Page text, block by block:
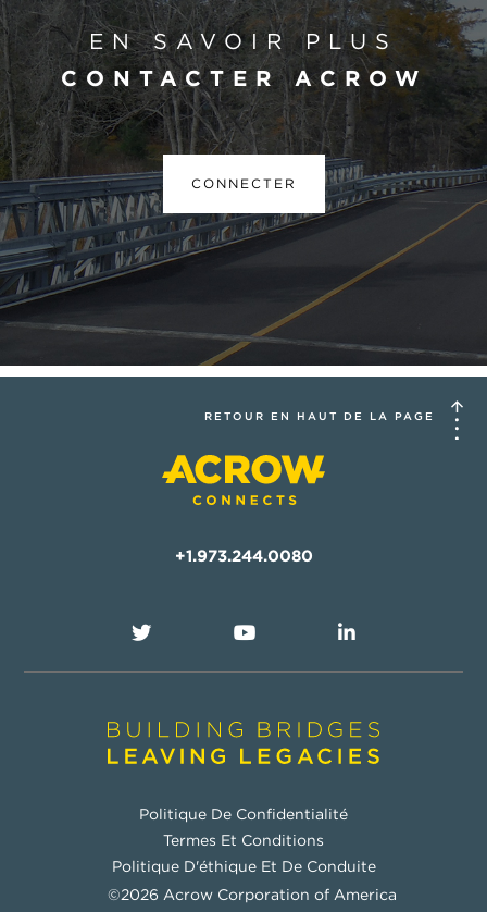
EN SAVOIR PLUS
CONTACTER ACROW
CONNECTER
+1.973.244.0080
Politique De Confidentialité
Termes Et Conditions
Politique D'éthique Et De Conduite
©2026 Acrow Corporation of America
RETOUR EN HAUT DE LA PAGE